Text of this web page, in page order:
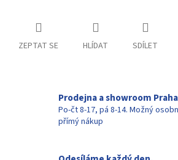
ZEPTAT SE HLÍDAT SDÍLET
Prodejna a showroom
Po-čt 8-17, pá 8-14. Možný
přímý nákup